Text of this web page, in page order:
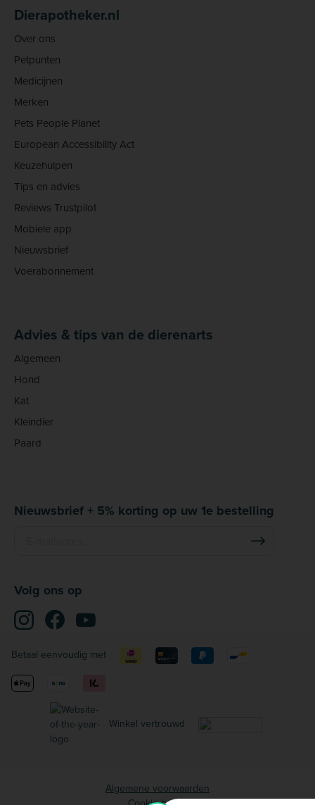
Dierapotheker.nl
Over ons
Petpunten
Medicijnen
Merken
Pets People Planet
European Accessibility Act
Keuzehulpen
Tips en advies
Reviews Trustpilot
Mobiele app
Nieuwsbrief
Voerabonnement
Advies & tips van de dierenarts
Algemeen
Hond
Kat
Kleindier
Paard
Nieuwsbrief + 5% korting op uw 1e bestelling
Volg ons op
Betaal eenvoudig met
Winkel vertrouwd
Algemene voorwaarden